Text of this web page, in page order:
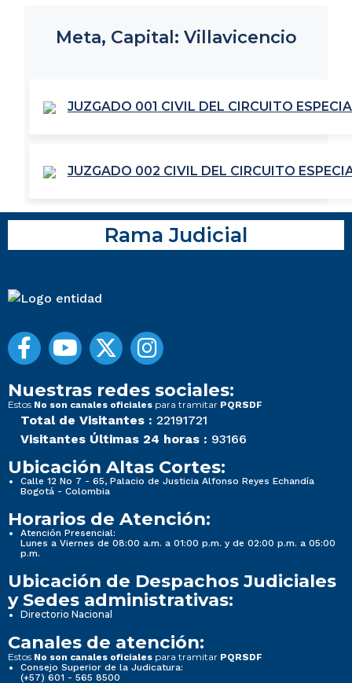
Meta, Capital: Villavicencio
JUZGADO 001 CIVIL DEL CIRCUITO
JUZGADO 002 CIVIL DEL CIRCUITO
Rama Judicial
Nuestras redes sociales:
Estos No son canales oficiales para tramitar PQRSDF
Total de Visitantes : 22191721
Visitantes Últimas 24 horas : 93166
Ubicación Altas Cortes:
Calle 12 No 7 - 65, Palacio de Justicia Alfonso Reyes Echandía
Bogotá - Colombia
Horarios de Atención:
Atención Presencial:
Lunes a Viernes de 08:00 a.m. a 01:00 p.m. y de 02:00 p.m. a 05:00
p.m.
Ubicación de Despachos Judiciales
y Sedes administrativas:
Directorio Nacional
Canales de atención:
Estos No son canales oficiales para tramitar PQRSDF
Consejo Superior de la Judicatura:
(+57) 601 - 565 8500